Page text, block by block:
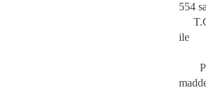
554
T.C
ile